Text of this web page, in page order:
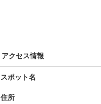
アクセス情報
スポット名
住所